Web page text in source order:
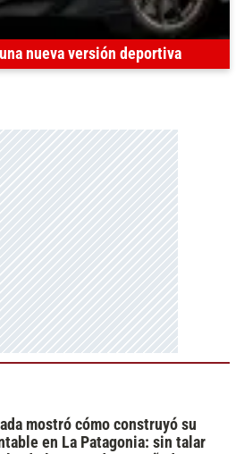
nueva versión deportiva
mostró cómo construyó su
en La Patagonia: sin talar